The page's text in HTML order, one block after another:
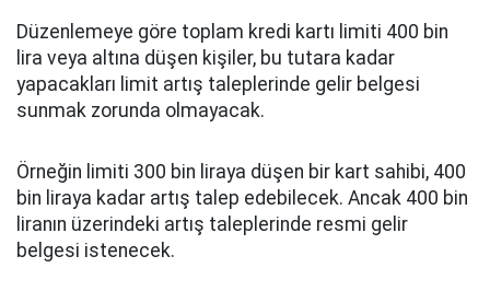
Düzenlemeye göre toplam kredi kartı limiti 400 bin
lira veya altına düşen kişiler, bu tutara kadar
yapacakları limit artış taleplerinde gelir belgesi
sunmak zorunda olmayacak.
Örneğin limiti 300 bin liraya düşen bir kart sahibi, 400
bin liraya kadar artış talep edebilecek. Ancak 400 bin
liranın üzerindeki artış taleplerinde resmi gelir
belgesi istenecek.